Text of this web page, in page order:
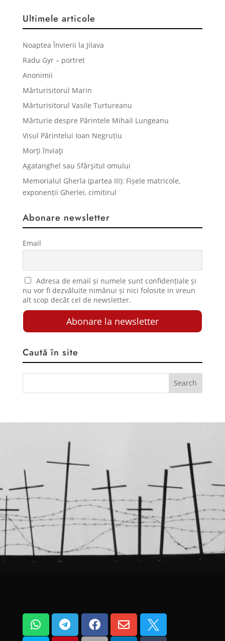
Ultimele articole
Noaptea Învierii la Jilava
Radu Gyr – portret
Anonimii
Mărturisitorul Marin
Mărturisitorul Vasile Turtureanu
Mărturie despre Părintele Mihail Lungeanu
Visul Părintelui Ioan Negruțiu
Morţi înviaţi
Agatanghel sau Sfârşitul omului
Memorialul Gherla (partea III): Fișele matricole,
exponenții Gherlei, cimitirul
Abonare newsletter
Email
Adresa de email și numele sunt confidențiale și
nu vor fi dezvăluite nimănui și nici folosite in vreun
alt scop decât cel de newsletter.
Caută în site
    